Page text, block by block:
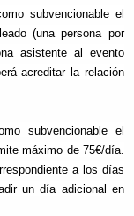
subvencionable el
(una persona por
asistente al evento
acreditar la relación
subvencionable el
máximo de 75€/día.
a los días
un día adicional en